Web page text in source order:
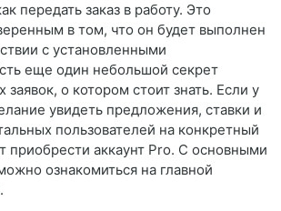
передать заказ в работу. Это
в том, что он будет выполнен
с установленными
еще один небольшой секрет
о котором стоит знать. Если у
увидеть предложения, ставки и
пользователей на конкретный
приобрести аккаунт Pro. С основными
ознакомиться на главной